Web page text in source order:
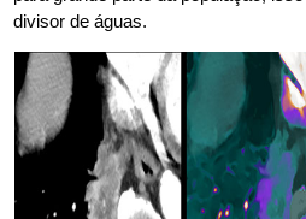
divisor de águas.